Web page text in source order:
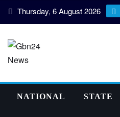
Skip Thursday, 6 August 2026
NATIONAL STATE